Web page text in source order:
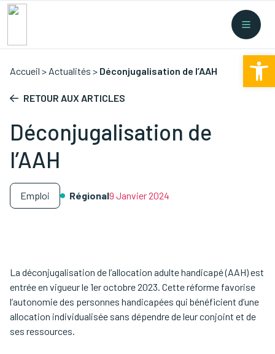
Collectes Nouvelles législations/
Accueil > Actualités > Déconjugalisation de l’AAH
RETOUR AUX ARTICLES
Déconjugalisation de
l’AAH
Emploi Régional9 Janvier 2024
La déconjugalisation de l’allocation adulte handicapé (AAH) est
entrée en vigueur le 1er octobre 2023. Cette réforme favorise
l’autonomie des personnes handicapées qui bénéficient d’une
allocation individualisée sans dépendre de leur conjoint et de
ses ressources.